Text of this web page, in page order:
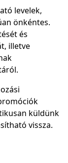
levelek,
önkéntes.
és
illetve
küldünk
vissza.